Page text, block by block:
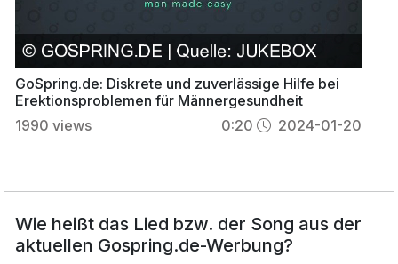
GoSpring.de: Diskrete und zuverlässige Hilfe bei
Erektionsproblemen für Männergesundheit
1990 views 0:20 2024-01-20
Wie heißt das Lied bzw. der Song aus der
aktuellen Gospring.de-Werbung?